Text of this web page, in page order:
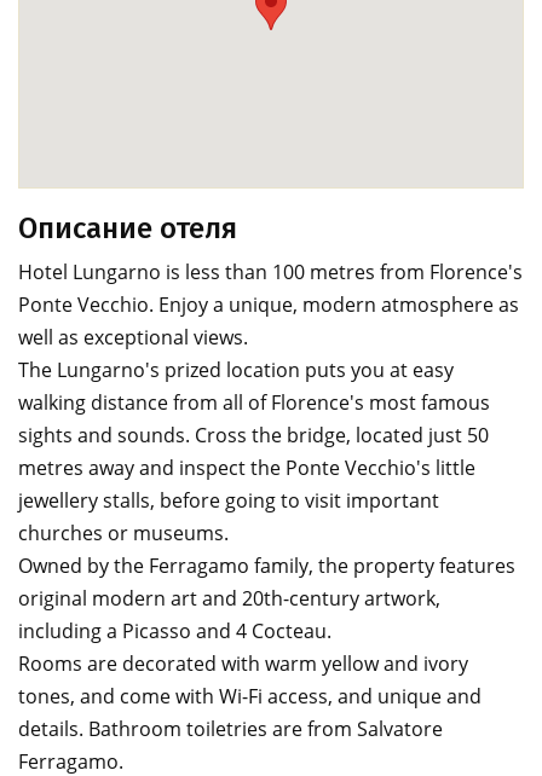
Описание отеля
Hotel Lungarno is less than 100 metres from Florence's
Ponte Vecchio. Enjoy a unique, modern atmosphere as
well as exceptional views.
The Lungarno's prized location puts you at easy
walking distance from all of Florence's most famous
sights and sounds. Cross the bridge, located just 50
metres away and inspect the Ponte Vecchio's little
jewellery stalls, before going to visit important
churches or museums.
Owned by the Ferragamo family, the property features
original modern art and 20th-century artwork,
including a Picasso and 4 Cocteau.
Rooms are decorated with warm yellow and ivory
tones, and come with Wi-Fi access, and unique and
details. Bathroom toiletries are from Salvatore
Ferragamo.